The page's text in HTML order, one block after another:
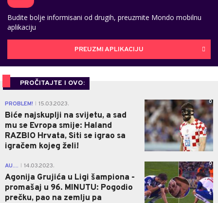
Budite bolje informisani od drugih, preuzmite Mondo mobilnu
aplikaciju
PREUZMI APLIKACIJU
PROČITAJTE I OVO:
PROBLEM! 15.03.2023.
Biće najskuplji na svijetu, a sad
mu se Evropa smije: Haland
RAZBIO Hrvata, Siti se igrao sa
igračem kojeg želi!
0
AU.... 14.03.2023.
Agonija Grujića u Ligi šampiona -
promašaj u 96. MINUTU: Pogodio
prečku, pao na zemlju pa
0